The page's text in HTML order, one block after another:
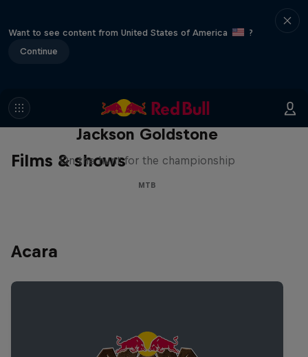
Want to see content from United States of America
?
Continue
Films & shows
The Search for Milliseconds:
Jackson Goldstone
On the hunt for the championship
MTB
Acara